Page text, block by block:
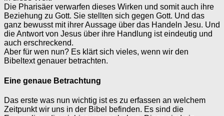
Die Pharisäer verwarfen dieses Wirken und somit auch ihre
Beziehung zu Gott. Sie stellten sich gegen Gott. Und das
ganz bewusst mit ihrer Aussage über das Handeln Jesu. Und
die Antwort von Jesus über ihre Handlung ist eindeutig und
auch erschreckend.
Aber für wen nun? Es klärt sich vieles, wenn wir den
Bibeltext genauer betrachten.
Eine genaue Betrachtung
Das erste was nun wichtig ist es zu erfassen an welchem
Zeitpunkt wir uns in der Bibel befinden. Es sind die